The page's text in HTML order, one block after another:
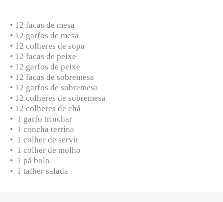
• 12 facas de mesa
• 12 garfos de mesa
• 12 colheres de sopa
• 12 facas de peixe
• 12 garfos de peixe
• 12 facas de sobremesa
• 12 garfos de sobremesa
• 12 colheres de sobremesa
• 12 colheres de chá
• 1 garfo trinchar
• 1 concha terrina
• 1 colher de servir
• 1 colher de molho
• 1 pá bolo
• 1 talher salada